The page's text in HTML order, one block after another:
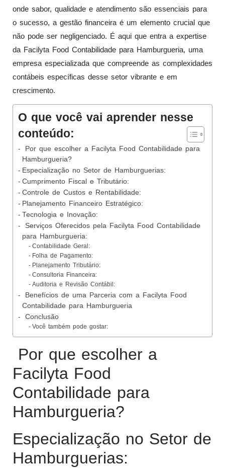
onde sabor, qualidade e atendimento são essenciais para
o sucesso, a gestão financeira é um elemento crucial que
não pode ser negligenciado. É aqui que entra a expertise
da Facilyta Food Contabilidade para Hamburgueria, uma
empresa especializada que compreende as complexidades
contábeis específicas desse setor vibrante e em
crescimento.
O que você vai aprender nesse
conteúdo:
Por que escolher a Facilyta Food Contabilidade para
Hamburgueria?
Especialização no Setor de Hamburguerias:
Cumprimento Fiscal e Tributário:
Controle de Custos e Rentabilidade:
Planejamento Financeiro Estratégico:
Tecnologia e Inovação:
Serviços Oferecidos pela Facilyta Food Contabilidade
para Hamburgueria:
Contabilidade Geral:
Folha de Pagamento:
Planejamento Tributário:
Consultoria Financeira:
Auditoria e Revisão Contábil:
Benefícios de uma Parceria com a Facilyta Food
Contabilidade para Hamburgueria
Conclusão
Você também pode gostar:
Por que escolher a
Facilyta Food
Contabilidade para
Hamburgueria?
Especialização no Setor de
Hamburguerias: